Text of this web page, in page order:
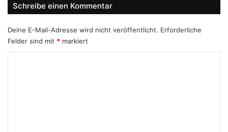
Schreibe einen Kommentar
Deine E-Mail-Adresse wird nicht veröffentlicht. Erforderliche
Felder sind mit * markiert